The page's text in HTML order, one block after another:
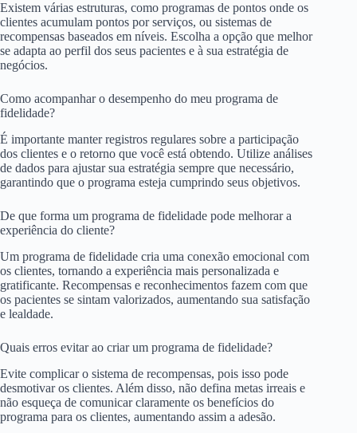
Existem várias estruturas, como programas de pontos onde os
clientes acumulam pontos por serviços, ou sistemas de
recompensas baseados em níveis. Escolha a opção que melhor
se adapta ao perfil dos seus pacientes e à sua estratégia de
negócios.
Como acompanhar o desempenho do meu programa de
fidelidade?
É importante manter registros regulares sobre a participação
dos clientes e o retorno que você está obtendo. Utilize análises
de dados para ajustar sua estratégia sempre que necessário,
garantindo que o programa esteja cumprindo seus objetivos.
De que forma um programa de fidelidade pode melhorar a
experiência do cliente?
Um programa de fidelidade cria uma conexão emocional com
os clientes, tornando a experiência mais personalizada e
gratificante. Recompensas e reconhecimentos fazem com que
os pacientes se sintam valorizados, aumentando sua satisfação
e lealdade.
Quais erros evitar ao criar um programa de fidelidade?
Evite complicar o sistema de recompensas, pois isso pode
desmotivar os clientes. Além disso, não defina metas irreais e
não esqueça de comunicar claramente os benefícios do
programa para os clientes, aumentando assim a adesão.